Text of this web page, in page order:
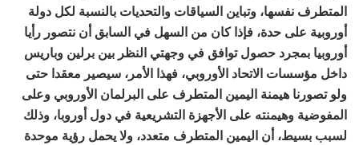
المتطرف نفسها، وتباين السياقات والتحديات بالنسبة لكل دولة
أوروبية على حدة، فإذا كان من السهل في السابق أن نتصور رأيا
أوروبيا بمجرد حصول توافق في وجهتي النظر بين برلين وباريس
داخل مؤسسات الاتحاد الأوروبي، فهذا الأمر، سيصير معقدا حتى
ولو تصورنا هيمنة اليمين المتطرف على البرلمان الأوروبي وعلى
المفوضية وهيمنته على الأجهزة التشريعية في دول أوروبا، وذلك
لسبب بسيط، أن اليمين المتطرف متعدد، ولا يحمل رؤية موحدة